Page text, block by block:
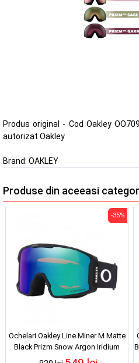
Produs original - Cod Oakley
autorizat Oakley
Brand: OAKLEY
Produse din aceeasi
Ochelari Oakley Line Miner M Matte
Black Prizm Snow Argon Iridium
-35%